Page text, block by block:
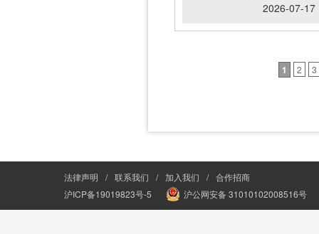
2026-07-17
1 2 3
法律声明 / 联系我们 / 加入我们 / 合作招商
沪ICP备19019823号-5
沪公网安备 31010102008516号